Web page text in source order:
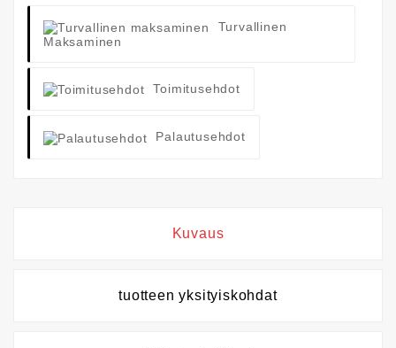
Turvallinen
Maksaminen
Toimitusehdot
Palautusehdot
Kuvaus
tuotteen yksityiskohdat